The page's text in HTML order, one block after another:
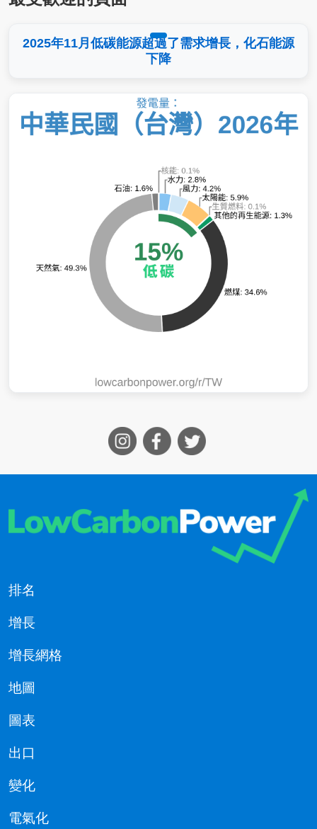
2025年11月低碳能源超過了需求增長，化石能源
下降
排名
增長
增長網格
地圖
圖表
出口
變化
電氣化